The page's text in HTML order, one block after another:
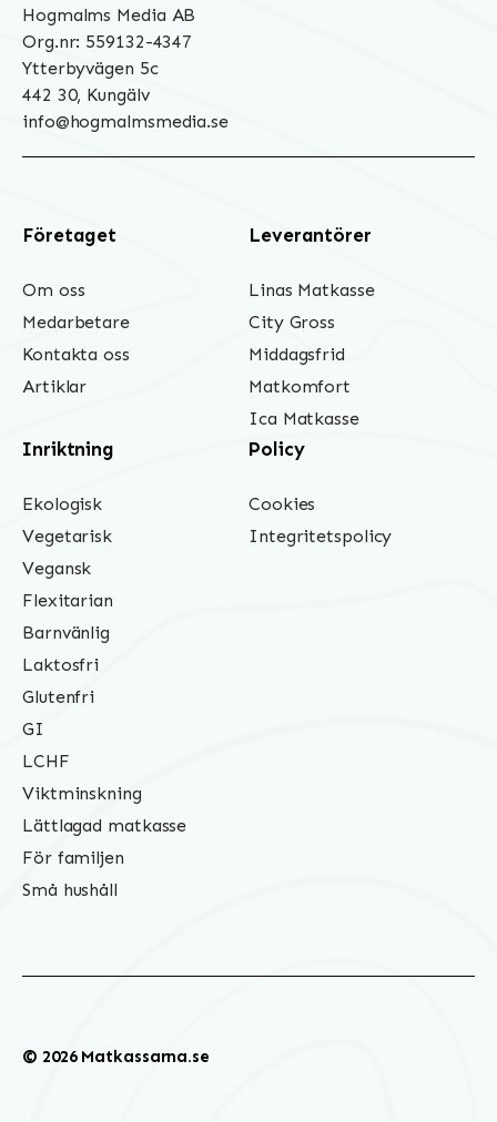
Hogmalms Media AB
Org.nr: 559132-4347
Ytterbyvägen 5c
442 30, Kungälv
info@hogmalmsmedia.se
Företaget
Om oss
Medarbetare
Kontakta oss
Artiklar
Leverantörer
Linas Matkasse
City Gross
Middagsfrid
Matkomfort
Ica Matkasse
Inriktning
Ekologisk
Vegetarisk
Vegansk
Flexitarian
Barnvänlig
Laktosfri
Glutenfri
GI
LCHF
Viktminskning
Lättlagad matkasse
För familjen
Små hushåll
Policy
Cookies
Integritetspolicy
© 2026 Matkassarna.se